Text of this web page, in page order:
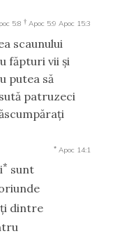
5:8 † Apoc 5:9 Apoc 15:3
scaunului
făpturi vii şi
putea să
patruzeci
* Apoc 14:1
* sunt
dintre